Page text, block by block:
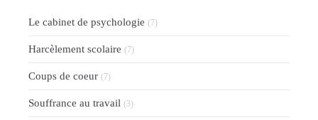
Le cabinet de psychologie (7)
Harcèlement scolaire (7)
Coups de coeur (7)
Souffrance au travail (3)